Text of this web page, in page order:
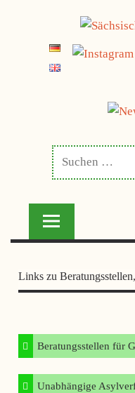
FLÜCHTLINGSRAT
Links zu
Beratungsstellen für
Unabhängige